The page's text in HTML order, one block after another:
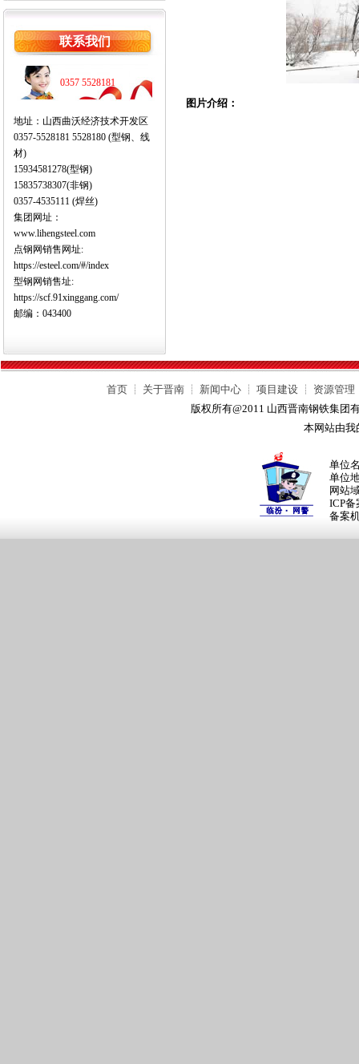
联系我们
0357 5528181
地址：山西曲沃经济技术开发区
0357-5528181 5528180 (型钢、线
材)
15934581278(型钢)
15835738307(非钢)
0357-4535111 (焊丝)
集团网址：
www.lihengsteel.com
点钢网销售网址:
https://esteel.com/#/index
型钢网销售址:
https://scf.91xinggang.com/
邮编：043400
图片介绍：
首页 ┊ 关于晋南 ┊ 新闻中心 ┊ 项目建设 ┊ 资源管理
版权所有@2011 山西晋南钢铁集团
本网站由我
单位
单位
网站
ICP备
备案